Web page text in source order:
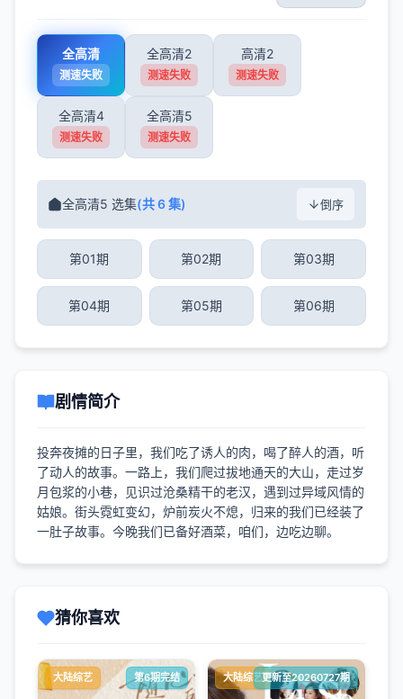
全高清
测速失败
全高清2
测速失败
高清2
测速失败
全高清4
测速失败
全高清5
测速失败
全高清5 选集(共 6 集) 倒序
第01期 第02期 第03期
第04期 第05期 第06期
剧情简介
投奔夜摊的日子里，我们吃了诱人的肉，喝了醉人的酒，听
了动人的故事。一路上，我们爬过拔地通天的大山，走过岁
月包浆的小巷，见识过沧桑精干的老汉，遇到过异域风情的
姑娘。街头霓虹变幻，炉前炭火不熄，归来的我们已经装了
一肚子故事。今晚我们已备好酒菜，咱们，边吃边聊。
猜你喜欢
大陆综艺 第6期完结 大陆综艺更新至20260727期